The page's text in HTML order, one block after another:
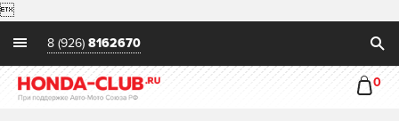

8 (926) 8162670
0